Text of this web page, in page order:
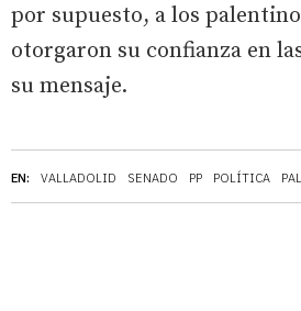
EN: VALLADOLID SENADO PP POLÍTICA
por supuesto, a los
otorgaron su confianza en
su mensaje.